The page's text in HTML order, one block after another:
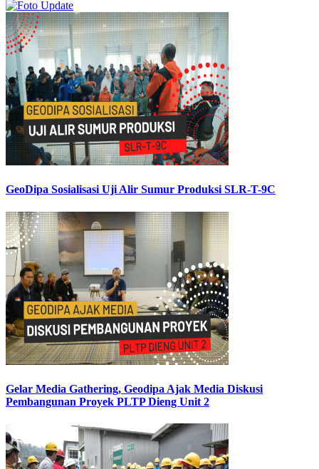
GeoDipa Sosialisasi Uji Alir Sumur Produksi SLR-T-9C
Gelar Media Gathering, Geodipa Ajak Media Diskusi
Pembangunan Proyek PLTP Dieng Unit 2